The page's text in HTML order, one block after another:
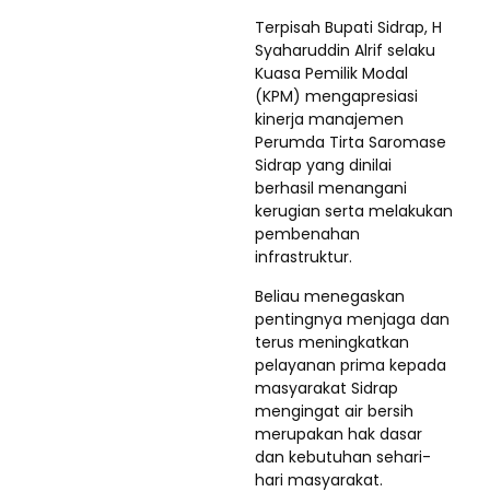
Terpisah Bupati Sidrap, H
Syaharuddin Alrif selaku
Kuasa Pemilik Modal
(KPM) mengapresiasi
kinerja manajemen
Perumda Tirta Saromase
Sidrap yang dinilai
berhasil menangani
kerugian serta melakukan
pembenahan
infrastruktur.
Beliau menegaskan
pentingnya menjaga dan
terus meningkatkan
pelayanan prima kepada
masyarakat Sidrap
mengingat air bersih
merupakan hak dasar
dan kebutuhan sehari-
hari masyarakat.